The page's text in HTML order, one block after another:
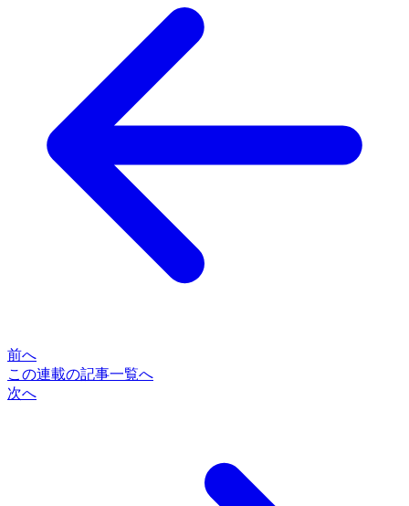
前へ
この連載の記事一覧へ
次へ